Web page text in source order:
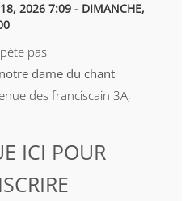
2026 7:09 - DIMANCHE,
pas
dame du chant
des franciscain 3A,
ICI POUR